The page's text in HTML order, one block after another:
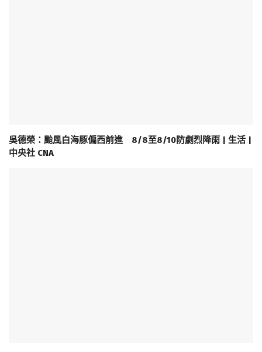
吳德榮：颱風白海豚偏西前進 8/8至8/10防劇烈降雨 | 生活 |
中央社 CNA